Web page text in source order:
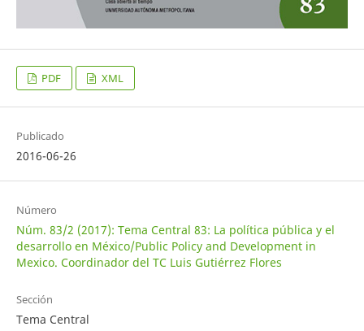
PDF XML
Publicado
2016-06-26
Número
Núm. 83/2 (2017): Tema Central 83: La política pública y el
desarrollo en México/Public Policy and Development in
Mexico. Coordinador del TC Luis Gutiérrez Flores
Sección
Tema Central